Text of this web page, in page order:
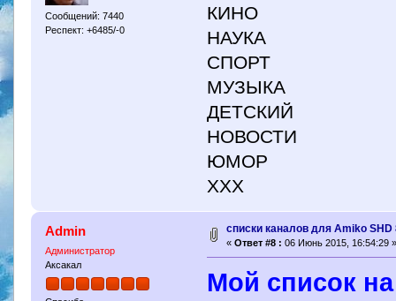
Сообщений: 7440
Респект: +6485/-0
КИНО
НАУКА
СПОРТ
МУЗЫКА
ДЕТСКИЙ
НОВОСТИ
ЮМОР
XXX
Admin
Администратор
Аксакал
списки каналов для Amiko SHD
« Ответ #8 : 06 Июнь 2015, 16:54:29 »
Мой список